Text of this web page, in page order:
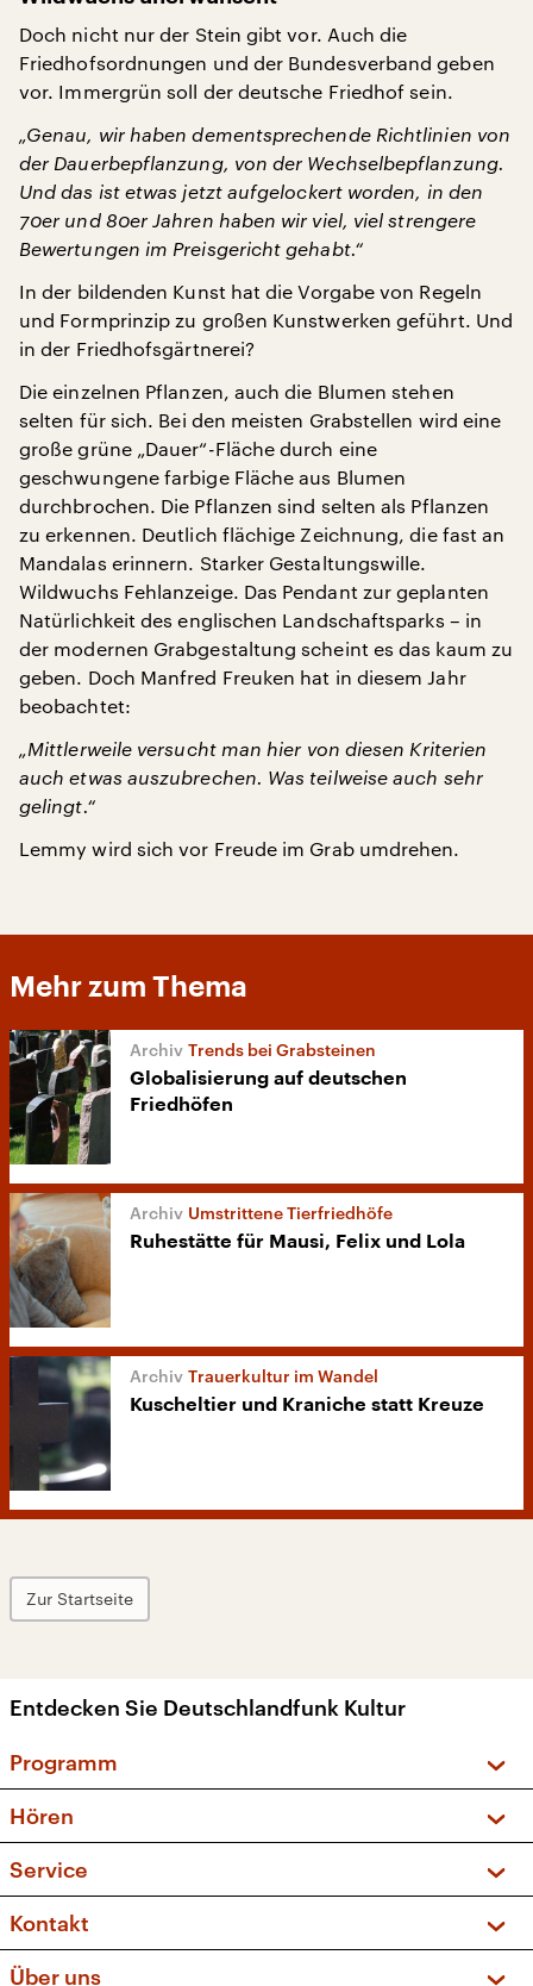
Doch nicht nur der Stein gibt vor. Auch die
Friedhofsordnungen und der Bundesverband geben
vor. Immergrün soll der deutsche Friedhof sein.
„Genau, wir haben dementsprechende Richtlinien von
der Dauerbepflanzung, von der Wechselbepflanzung.
Und das ist etwas jetzt aufgelockert worden, in den
70er und 80er Jahren haben wir viel, viel strengere
Bewertungen im Preisgericht gehabt.“
In der bildenden Kunst hat die Vorgabe von Regeln
und Formprinzip zu großen Kunstwerken geführt. Und
in der Friedhofsgärtnerei?
Die einzelnen Pflanzen, auch die Blumen stehen
selten für sich. Bei den meisten Grabstellen wird eine
große grüne „Dauer“-Fläche durch eine
geschwungene farbige Fläche aus Blumen
durchbrochen. Die Pflanzen sind selten als Pflanzen
zu erkennen. Deutlich flächige Zeichnung, die fast an
Mandalas erinnern. Starker Gestaltungswille.
Wildwuchs Fehlanzeige. Das Pendant zur geplanten
Natürlichkeit des englischen Landschaftsparks – in
der modernen Grabgestaltung scheint es das kaum zu
geben. Doch Manfred Freuken hat in diesem Jahr
beobachtet:
„Mittlerweile versucht man hier von diesen Kriterien
auch etwas auszubrechen. Was teilweise auch sehr
gelingt.“
Lemmy wird sich vor Freude im Grab umdrehen.
Mehr zum Thema
Trends bei Grabsteinen
Globalisierung auf deutschen
Friedhöfen
Umstrittene Tierfriedhöfe
Ruhestätte für Mausi, Felix und Lola
Trauerkultur im Wandel
Kuscheltier und Kraniche statt Kreuze
Zur Startseite
Entdecken Sie Deutschlandfunk Kultur
Programm
Sendungen und Podcasts
Musikliste
Kakadu – Das Kinderprogramm
Hören
Frequenzen (UKW + DAB+)
Service
FAQ
Apps
Kontakt
Über uns